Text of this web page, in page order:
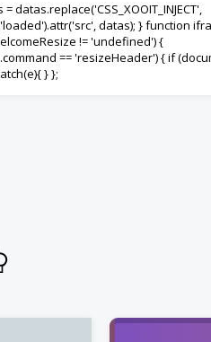
datas.replace('CSS_XOOIT_INJECT',
datas); } function
!= 'undefined') {
== 'resizeHeader') { if
} };